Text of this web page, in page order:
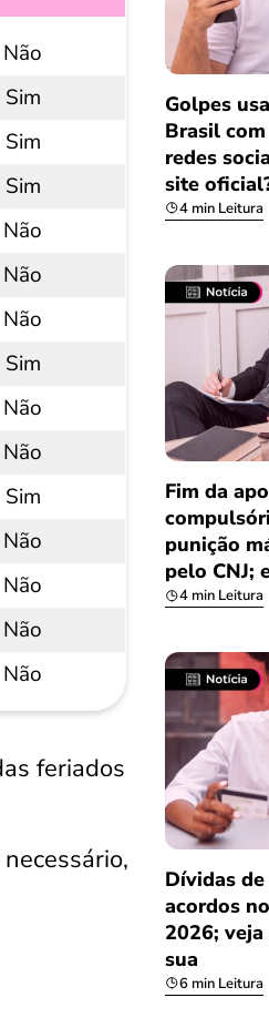
Não
Sim
Sim
Sim
Não
Não
Não
Sim
Não
Não
Sim
Não
Não
Não
Não
feriados
Golpes
Brasil
redes
site
4 min Leitura
Fim da
punição
pelo CNJ;
4 min Leitura
Dívidas
acordos
2026;
sua
6 min Leitura